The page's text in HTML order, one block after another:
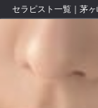
セラピスト一覧｜茅